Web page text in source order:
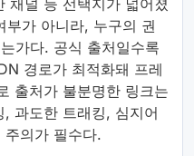
채널 등 선택지가 넓어졌
부가 아니라, 누구의 권
가다. 공식 출처일수록
경로가 최적화돼 프레
출처가 불분명한 링크는
과도한 트래킹, 심지어
주의가 필수다.